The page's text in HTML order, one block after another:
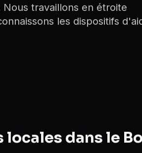
travaillons en étroite
les dispositifs
locales dans le